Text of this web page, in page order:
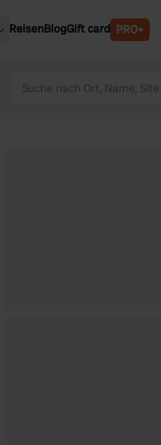
Luxemburg
ReisenBlogGift card PRO+